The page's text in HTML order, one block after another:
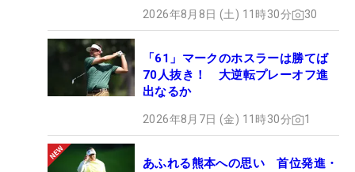
2026年8月8日 (土) 11時30分 30
「61」マークのホスラーは勝てば
70人抜き！ 大逆転プレーオフ進
出なるか
2026年8月7日 (金) 11時30分 1
あふれる熊本への思い 首位発進・